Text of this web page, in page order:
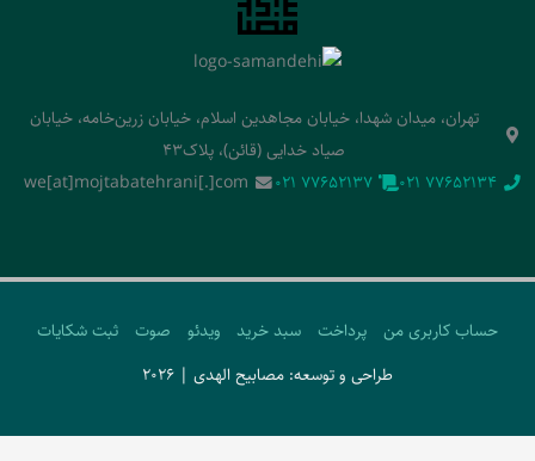
تهران، میدان شهدا، خیابان مجاهدین اسلام، خیابان زرین‌خامه، خیابان
صیاد خدایی (قائن)، پلاک43
‭021 77652134‬
‭021 77652137‬
we[at]mojtabatehrani[.]com
حساب کاربری من پرداخت سبد خرید ویدئو صوت
ثبت شکایات
طراحی و توسعه: مصابیح الهدی | 2026